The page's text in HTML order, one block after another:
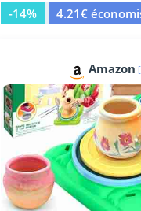
-14%
4.21€
Amazon